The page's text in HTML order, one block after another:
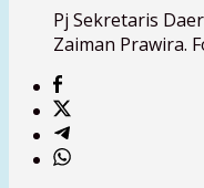
Pj Sekretaris
Zaiman Prawira.